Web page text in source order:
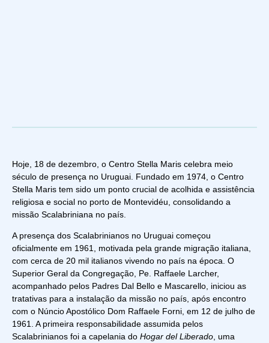
Hoje, 18 de dezembro, o Centro Stella Maris celebra meio
século de presença no Uruguai. Fundado em 1974, o Centro
Stella Maris tem sido um ponto crucial de acolhida e assistência
religiosa e social no porto de Montevidéu, consolidando a
missão Scalabriniana no país.
A presença dos Scalabrinianos no Uruguai começou
oficialmente em 1961, motivada pela grande migração italiana,
com cerca de 20 mil italianos vivendo no país na época. O
Superior Geral da Congregação, Pe. Raffaele Larcher,
acompanhado pelos Padres Dal Bello e Mascarello, iniciou as
tratativas para a instalação da missão no país, após encontro
com o Núncio Apostólico Dom Raffaele Forni, em 12 de julho de
1961. A primeira responsabilidade assumida pelos
Scalabrinianos foi a capelania do Hogar del Liberado , uma